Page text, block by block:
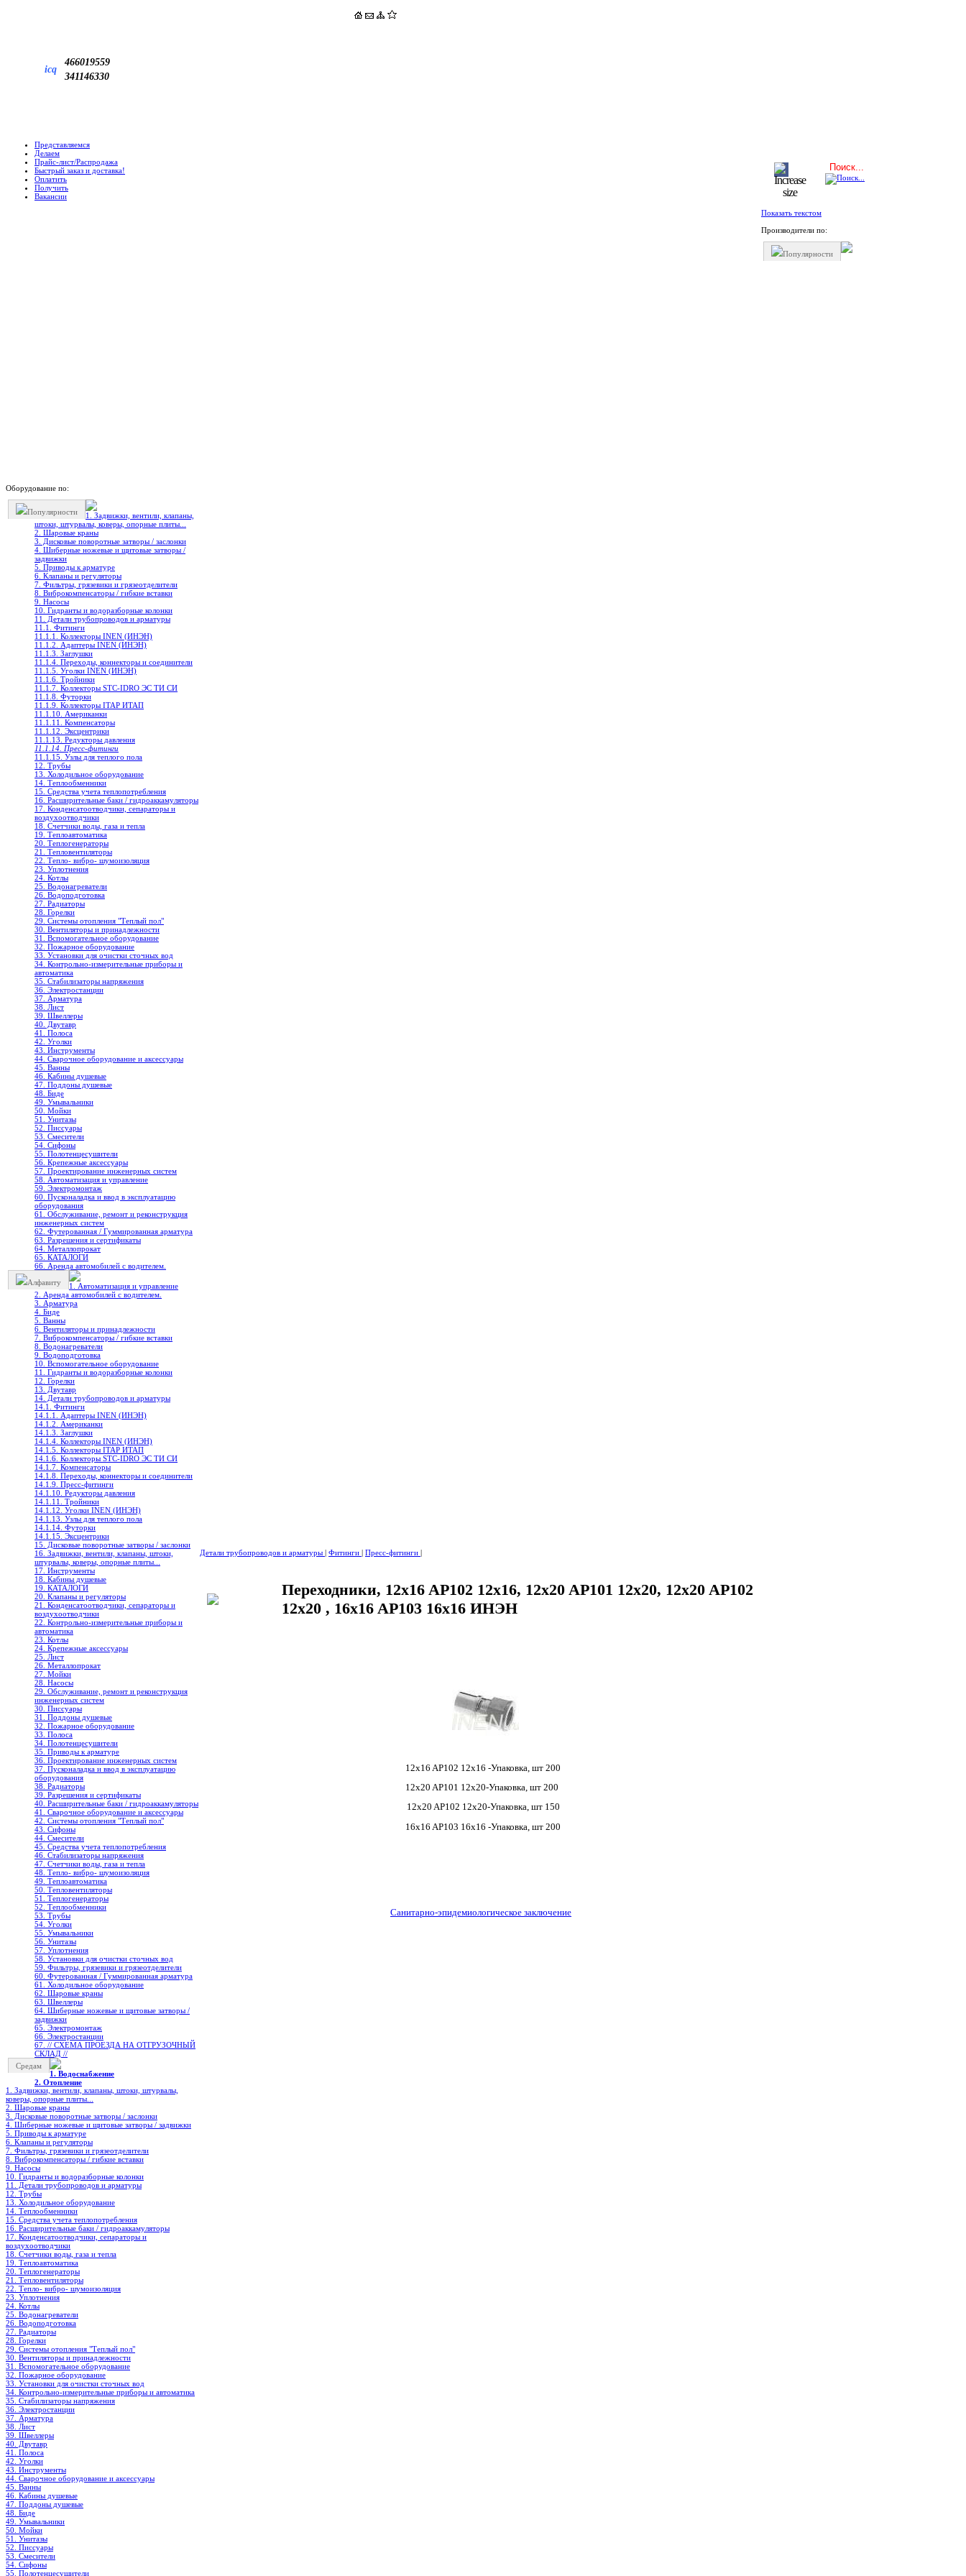
icq
466019559
341146330
Представляемся
Делаем
Прайс-лист/Распродажа
Быстрый заказ и доставка!
Оплатить
Получить
Вакансии
Оборудование по:
Популярности
1. Задвижки, вентили, клапаны,
штоки, штурвалы, коверы, опорные плиты...
2. Шаровые краны
3. Дисковые поворотные затворы / заслонки
4. Шиберные ножевые и щитовые затворы /
задвижки
5. Приводы к арматуре
6. Клапаны и регуляторы
7. Фильтры, грязевики и грязеотделители
8. Виброкомпенсаторы / гибкие вставки
9. Насосы
10. Гидранты и водоразборные колонки
11. Детали трубопроводов и арматуры
11.1. Фитинги
11.1.1. Коллекторы INEN (ИНЭН)
11.1.2. Адаптеры INEN (ИНЭН)
11.1.3. Заглушки
11.1.4. Переходы, коннекторы и соединители
11.1.5. Уголки INEN (ИНЭН)
11.1.6. Тройники
11.1.7. Коллекторы STC-IDRO ЭС ТИ СИ
11.1.8. Футорки
11.1.9. Коллекторы ITAP ИТАП
11.1.10. Американки
11.1.11. Компенсаторы
11.1.12. Эксцентрики
11.1.13. Редукторы давления
11.1.14. Пресс-фитинги
11.1.15. Узлы для теплого пола
12. Трубы
13. Холодильное oборудование
14. Теплообменники
15. Средства учета теплопотребления
16. Расширительные баки / гидроаккамуляторы
17. Конденсатоотводчики, сепараторы и
воздухоотводчики
18. Счетчики воды, газа и тепла
19. Теплоавтоматика
20. Теплогенераторы
21. Тепловентиляторы
22. Тепло- вибро- шумоизоляция
23. Уплотнения
24. Котлы
25. Водонагреватели
26. Водоподготовка
27. Радиаторы
28. Горелки
29. Системы отопления "Теплый пол"
30. Вентиляторы и принадлежности
31. Вспомогательное оборудование
32. Пожарное оборудование
33. Установки для очистки сточных вод
34. Контрольно-измерительные приборы и
автоматика
35. Стабилизаторы напряжения
36. Электростанции
37. Арматура
38. Лист
39. Швеллеры
40. Двутавр
41. Полоса
42. Уголки
43. Инструменты
44. Сварочное оборудование и аксессуары
45. Ванны
46. Кабины душевые
47. Поддоны душевые
48. Биде
49. Умывальники
50. Мойки
51. Унитазы
52. Писсуары
53. Смесители
54. Сифоны
55. Полотенцесушители
56. Крепежные аксессуары
57. Проектирование инженерных систем
58. Автоматизация и управление
59. Электромонтаж
60. Пусконаладка и ввод в эксплуатацию
оборудования
61. Обслуживание, ремонт и реконструкция
инженерных систем
62. Футерованная / Гуммированная арматура
63. Разрешения и сертификаты
64. Металлопрокат
65. КАТАЛОГИ
66. Аренда автомобилей с водителем.
Алфавиту
1. Автоматизация и управление
2. Аренда автомобилей с водителем.
3. Арматура
4. Биде
5. Ванны
6. Вентиляторы и принадлежности
7. Виброкомпенсаторы / гибкие вставки
8. Водонагреватели
9. Водоподготовка
10. Вспомогательное оборудование
11. Гидранты и водоразборные колонки
12. Горелки
13. Двутавр
14. Детали трубопроводов и арматуры
14.1. Фитинги
14.1.1. Адаптеры INEN (ИНЭН)
14.1.2. Американки
14.1.3. Заглушки
14.1.4. Коллекторы INEN (ИНЭН)
14.1.5. Коллекторы ITAP ИТАП
14.1.6. Коллекторы STC-IDRO ЭС ТИ СИ
14.1.7. Компенсаторы
14.1.8. Переходы, коннекторы и соединители
14.1.9. Пресс-фитинги
14.1.10. Редукторы давления
14.1.11. Тройники
14.1.12. Уголки INEN (ИНЭН)
14.1.13. Узлы для теплого пола
14.1.14. Футорки
14.1.15. Эксцентрики
15. Дисковые поворотные затворы / заслонки
16. Задвижки, вентили, клапаны, штоки,
штурвалы, коверы, опорные плиты...
17. Инструменты
18. Кабины душевые
19. КАТАЛОГИ
20. Клапаны и регуляторы
21. Конденсатоотводчики, сепараторы и
воздухоотводчики
22. Контрольно-измерительные приборы и
автоматика
23. Котлы
24. Крепежные аксессуары
25. Лист
26. Металлопрокат
27. Мойки
28. Насосы
29. Обслуживание, ремонт и реконструкция
инженерных систем
30. Писсуары
31. Поддоны душевые
32. Пожарное оборудование
33. Полоса
34. Полотенцесушители
35. Приводы к арматуре
36. Проектирование инженерных систем
37. Пусконаладка и ввод в эксплуатацию
оборудования
38. Радиаторы
39. Разрешения и сертификаты
40. Расширительные баки / гидроаккамуляторы
41. Сварочное оборудование и аксессуары
42. Системы отопления "Теплый пол"
43. Сифоны
44. Смесители
45. Средства учета теплопотребления
46. Стабилизаторы напряжения
47. Счетчики воды, газа и тепла
48. Тепло- вибро- шумоизоляция
49. Теплоавтоматика
50. Тепловентиляторы
51. Теплогенераторы
52. Теплообменники
53. Трубы
54. Уголки
55. Умывальники
56. Унитазы
57. Уплотнения
58. Установки для очистки сточных вод
59. Фильтры, грязевики и грязеотделители
60. Футерованная / Гуммированная арматура
61. Холодильное oборудование
62. Шаровые краны
63. Швеллеры
64. Шиберные ножевые и щитовые затворы /
задвижки
65. Электромонтаж
66. Электростанции
67. // СХЕМА ПРОЕЗДА НА ОТГРУЗОЧНЫЙ
СКЛАД //
Средам
1. Водоснабжение
2. Отопление
1. Задвижки, вентили, клапаны, штоки, штурвалы,
коверы, опорные плиты...
2. Шаровые краны
3. Дисковые поворотные затворы / заслонки
4. Шиберные ножевые и щитовые затворы / задвижки
5. Приводы к арматуре
6. Клапаны и регуляторы
7. Фильтры, грязевики и грязеотделители
8. Виброкомпенсаторы / гибкие вставки
9. Насосы
10. Гидранты и водоразборные колонки
11. Детали трубопроводов и арматуры
12. Трубы
13. Холодильное oборудование
14. Теплообменники
15. Средства учета теплопотребления
16. Расширительные баки / гидроаккамуляторы
17. Конденсатоотводчики, сепараторы и
воздухоотводчики
18. Счетчики воды, газа и тепла
19. Теплоавтоматика
20. Теплогенераторы
21. Тепловентиляторы
22. Тепло- вибро- шумоизоляция
23. Уплотнения
24. Котлы
25. Водонагреватели
26. Водоподготовка
27. Радиаторы
28. Горелки
29. Системы отопления "Теплый пол"
30. Вентиляторы и принадлежности
31. Вспомогательное оборудование
32. Пожарное оборудование
33. Установки для очистки сточных вод
34. Контрольно-измерительные приборы и автоматика
35. Стабилизаторы напряжения
36. Электростанции
37. Арматура
38. Лист
39. Швеллеры
40. Двутавр
41. Полоса
42. Уголки
43. Инструменты
44. Сварочное оборудование и аксессуары
45. Ванны
46. Кабины душевые
47. Поддоны душевые
48. Биде
49. Умывальники
50. Мойки
51. Унитазы
52. Писсуары
53. Смесители
54. Сифоны
55. Полотенцесушители
Детали трубопроводов и арматуры | Фитинги | Пресс-фитинги |
Переходники, 12x16 AP102 12x16, 12x20 AP101 12x20, 12x20 AP102
12x20 , 16x16 AP103 16x16 ИНЭН
12x16 AP102 12x16 -Упаковка, шт 200
12x20 AP101 12x20-Упаковка, шт 200
12x20 AP102 12x20-Упаковка, шт 150
16x16 AP103 16x16 -Упаковка, шт 200
Санитарно-эпидемиологическое заключение
Показать текстом
Производители по:
Популярности